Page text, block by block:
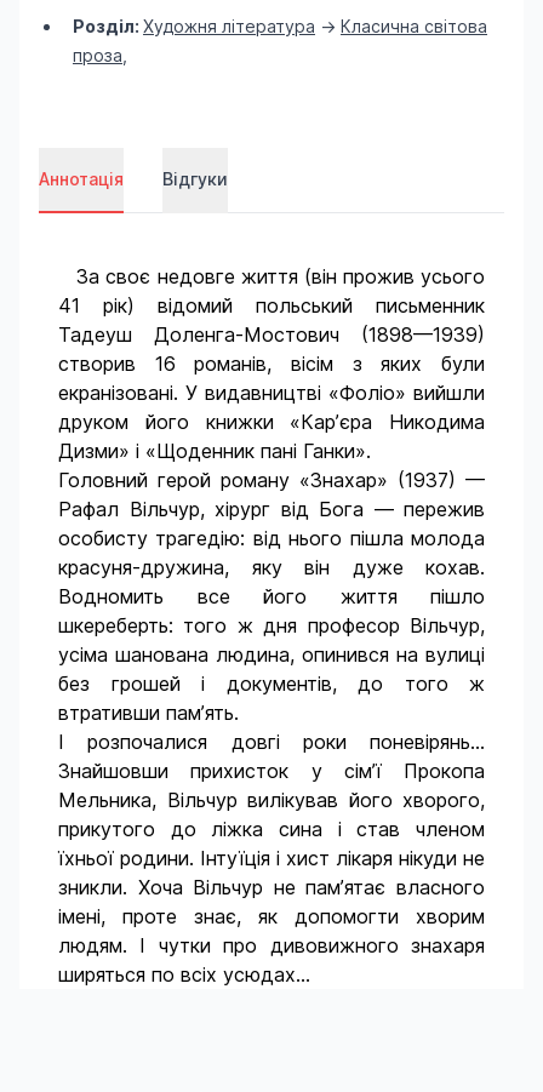
Розділ: Художня література -> Класична світова
проза
Аннотація Відгуки
За своє недовге життя (він прожив усього
41 рік) відомий польський письменник
Тадеуш Доленга-Мостович (1898—1939)
створив 16 романів, вісім з яких були
екранізовані. У видавництві «Фоліо» вийшли
друком його книжки «Кар’єра Никодима
Дизми» і «Щоденник пані Ганки».
Головний герой роману «Знахар» (1937) —
Рафал Вільчур, хірург від Бога — пережив
особисту трагедію: від нього пішла молода
красуня-дружина, яку він дуже кохав.
Водномить все його життя пішло
шкереберть: того ж дня професор Вільчур,
усіма шанована людина, опинився на вулиці
без грошей і документів, до того ж
втративши пам’ять.
І розпочалися довгі роки поневірянь...
Знайшовши прихисток у сім’ї Прокопа
Мельника, Вільчур вилікував його хворого,
прикутого до ліжка сина і став членом
їхньої родини. Інтуїція і хист лікаря нікуди не
зникли. Хоча Вільчур не пам’ятає власного
імені, проте знає, як допомогти хворим
людям. І чутки про дивовижного знахаря
ширяться по всіх усюдах...